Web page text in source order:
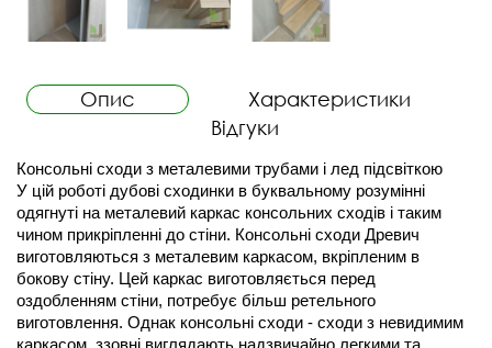
Опис
Характеристики
Відгуки
Консольні сходи з металевими трубами і лед підсвіткою
У цій роботі дубові сходинки в буквальному розумінні
одягнуті на металевий каркас консольних сходів і таким
чином прикріпленні до стіни. Консольні сходи Древич
виготовляються з металевим каркасом, вкріпленим в
бокову стіну. Цей каркас виготовляється перед
оздобленням стіни, потребує більш ретельного
виготовлення. Однак консольні сходи - сходи з невидимим